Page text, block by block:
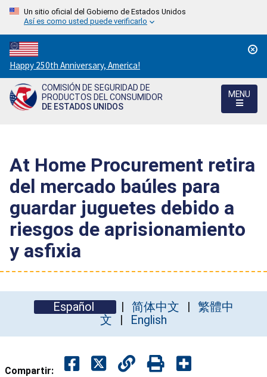
Un sitio oficial del Gobierno de Estados Unidos
Así es como usted puede verificarlo
Countdown
to
America's
250th
Happy 250th Anniversary, America!
COMISIÓN DE SEGURIDAD DE
PRODUCTOS DEL CONSUMIDOR
DE ESTADOS UNIDOS
MENU
At Home Procurement retira
del mercado baúles para
guardar juguetes debido a
riesgos de aprisionamiento
y asfixia
Español 简体中文
繁體中
文
English
Compartir: